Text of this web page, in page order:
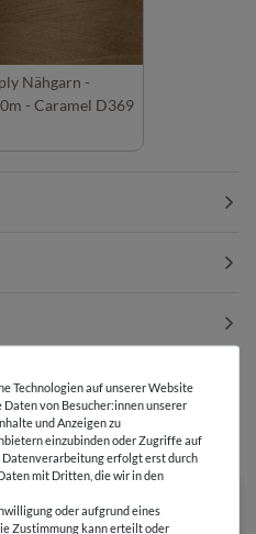
Nähgarn -
- Caramel D369
FARBEN
Technologien auf unserer Website
von Besucher:innen unserer
und Anzeigen zu
einzubinden oder Zugriffe auf
erfolgt erst durch
mit Dritten, die wir in den
oder aufgrund eines
Zustimmung kann erteilt oder